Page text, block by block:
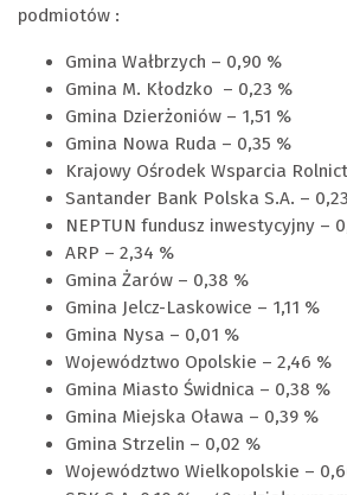
podmiotów :
Gmina Wałbrzych – 0,90 %
Gmina M. Kłodzko – 0,23 %
Gmina Dzierżoniów – 1,51 %
Gmina Nowa Ruda – 0,35 %
Krajowy Ośrodek Wsparcia
Santander Bank Polska S.A. –
NEPTUN fundusz inwestycyjny –
ARP – 2,34 %
Gmina Żarów – 0,38 %
Gmina Jelcz-Laskowice – 1,11 %
Gmina Nysa – 0,01 %
Województwo Opolskie – 2,46 %
Gmina Miasto Świdnica – 0,38 %
Gmina Miejska Oława – 0,39 %
Gmina Strzelin – 0,02 %
Województwo Wielkopolskie –